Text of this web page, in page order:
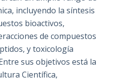
incluyendo la síntesis
bioactivos,
de compuestos
y toxicología
sus objetivos está la
Científica,